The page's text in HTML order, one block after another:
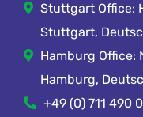
Stuttgart Office:
Stuttgart,
Hamburg Office:
Hamburg,
+49 (0) 711 490